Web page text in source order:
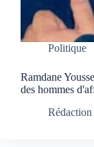
Politique
Ramdane
des hommes
Rédaction